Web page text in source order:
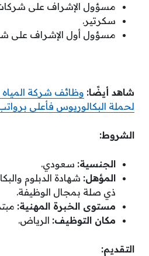
مسؤول الإشراف على
سكرتير.
مسؤول أول الإشراف على
شاهد أيضًا: وظائف شركة المياه
لحملة البكالوريوس فأعلى
الشروط:
الجنسية: سعودي.
المؤهل: شهادة الدبلوم
ذي صلة بمجال الوظيفة.
مستوى الخبرة المهنية:
مكان التوظيف: الرياض.
التقديم: